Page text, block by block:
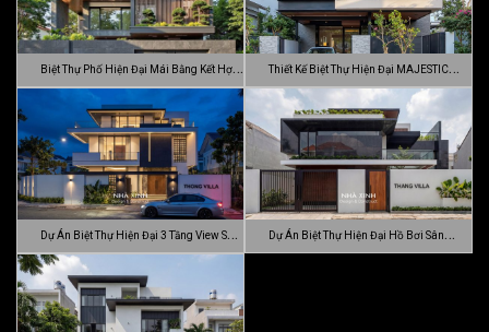
Biệt Thự Phố Hiện Đại Mái Bằng Kết Hợp Thiết Kế Biệt Thự Hiện Đại MAJESTIC
MODE…
Dự Án Biệt Thự Hiện Đại 3 Tầng View Sân
…
Dự Án Biệt Thự Hiện Đại Hồ Bơi Sân